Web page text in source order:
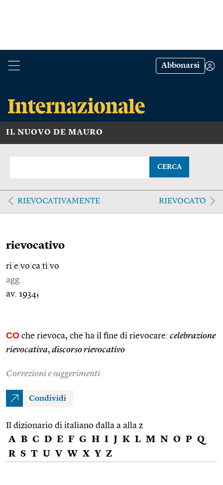
Abbonarsi
IL NUOVO DE MAURO
CERCA
RIEVOCATIVAMENTE RIEVOCATO
rievocativo
ri e vo ca tì vo
agg.
av. 1934;
CO che rievoca, che ha il fine di rievocare: celebrazione
rievocativa, discorso rievocativo
Correzioni e suggerimenti
Condividi
Il dizionario di italiano dalla a alla z
A B C D E F G H I J K L M N O P Q
R S T U V W X Y Z